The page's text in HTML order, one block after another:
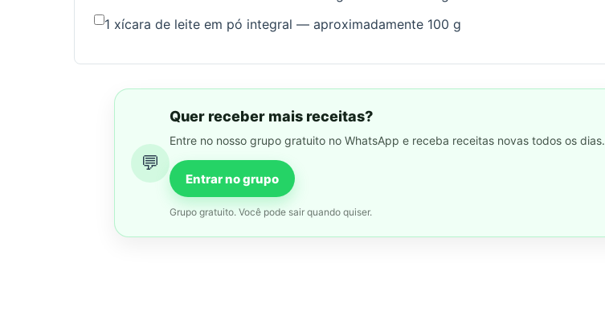
1 xícara de leite em pó integral — aproximadamente 100 g
💬
Quer receber mais receitas?
Entre no nosso grupo gratuito no WhatsApp e receba receitas novas todos os dias.
Entrar no grupo
Grupo gratuito. Você pode sair quando quiser.